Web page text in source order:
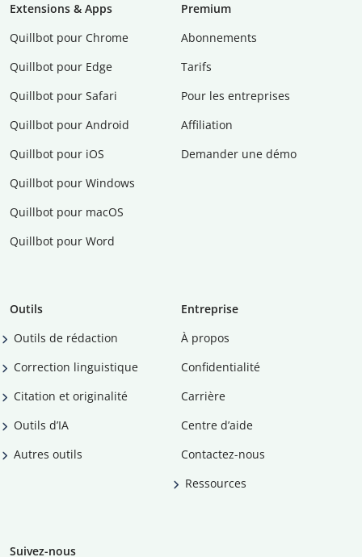
Extensions & Apps
Quillbot pour Chrome
Quillbot pour Edge
Quillbot pour Safari
Quillbot pour Android
Quillbot pour iOS
Quillbot pour Windows
Quillbot pour macOS
Quillbot pour Word
Premium
Abonnements
Tarifs
Pour les entreprises
Affiliation
Demander une démo
Outils
Outils de rédaction
Correction linguistique
Citation et originalité
Outils d’IA
Autres outils
Entreprise
À propos
Confidentialité
Carrière
Centre d’aide
Contactez-nous
Ressources
Suivez-nous